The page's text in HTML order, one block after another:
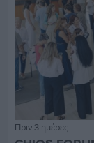
Πριν 3 ημέρες